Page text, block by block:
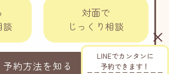
LINEでカンタンに
予約できます！
談
対面で
じっくり相談
予約方法を知る